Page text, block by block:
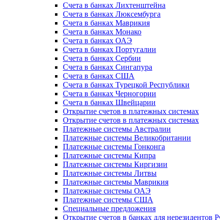
Счета в банках Лихтенштейна
Счета в банках Люксембурга
Счета в банках Маврикия
Счета в банках Монако
Счета в банках ОАЭ
Счета в банках Португалии
Счета в банках Сербии
Счета в банках Сингапура
Счета в банках США
Счета в банках Турецкой Республики
Счета в банках Черногории
Счета в банках Швейцарии
Открытие счетов в платежных системах
Открытие счетов в платежных системах
Платежные системы Австралии
Платежные системы Великобритании
Платежные системы Гонконга
Платежные системы Кипра
Платежные системы Киргизии
Платежные системы Литвы
Платежные системы Маврикия
Платежные системы ОАЭ
Платежные системы США
Специальные предложения
Открытие счетов в банках для нерезидентов